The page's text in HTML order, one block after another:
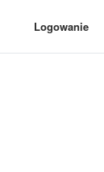
Logowanie